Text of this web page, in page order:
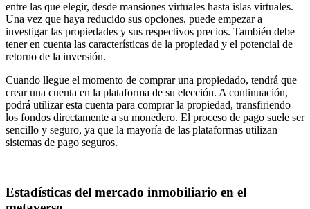
entre las que elegir, desde mansiones virtuales hasta islas virtuales.
Una vez que haya reducido sus opciones, puede empezar a
investigar las propiedades y sus respectivos precios. También debe
tener en cuenta las características de la propiedad y el potencial de
retorno de la inversión.
Cuando llegue el momento de comprar una propiedado, tendrá que
crear una cuenta en la plataforma de su elección. A continuación,
podrá utilizar esta cuenta para comprar la propiedad, transfiriendo
los fondos directamente a su monedero. El proceso de pago suele ser
sencillo y seguro, ya que la mayoría de las plataformas utilizan
sistemas de pago seguros.
Estadísticas del mercado inmobiliario en el